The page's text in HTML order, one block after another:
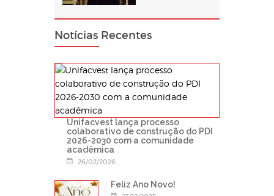
Notícias Recentes
Unifacvest lança processo
colaborativo de construção do PDI
2026-2030 com a comunidade
acadêmica
26/02/2026
Feliz Ano Novo!